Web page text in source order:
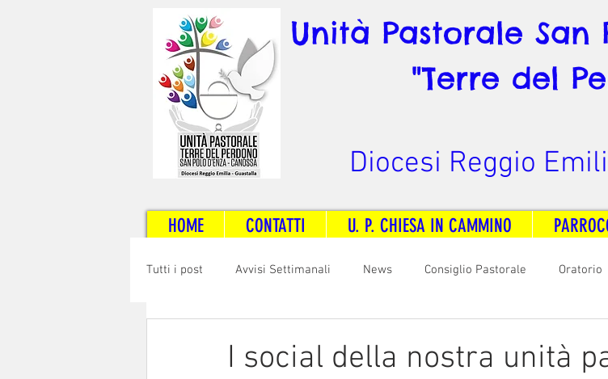
Unità Pastorale San
"Terre del
Diocesi Reggio
HOME CONTATTI U. P. CHIESA IN CAMMINO
Tutti i post Avvisi Settimanali News Consiglio Pastorale Oratorio
I social della nostra unità